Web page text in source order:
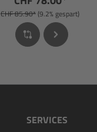
CHF 85.90*(9.2% gespart)
SERVICES